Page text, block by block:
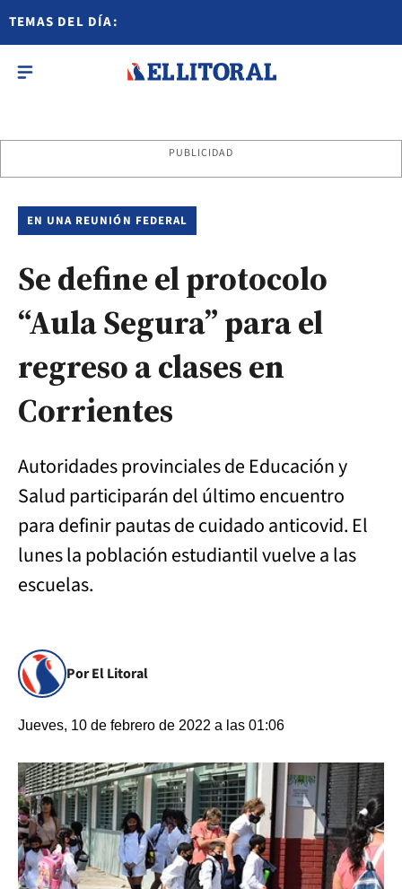
TEMAS DEL DÍA:
PUBLICIDAD
EN UNA REUNIÓN FEDERAL
Se define el protocolo
“Aula Segura” para el
regreso a clases en
Corrientes
Autoridades provinciales de Educación y
Salud participarán del último encuentro
para definir pautas de cuidado anticovid. El
lunes la población estudiantil vuelve a las
escuelas.
Por El Litoral
Jueves, 10 de febrero de 2022 a las 01:06